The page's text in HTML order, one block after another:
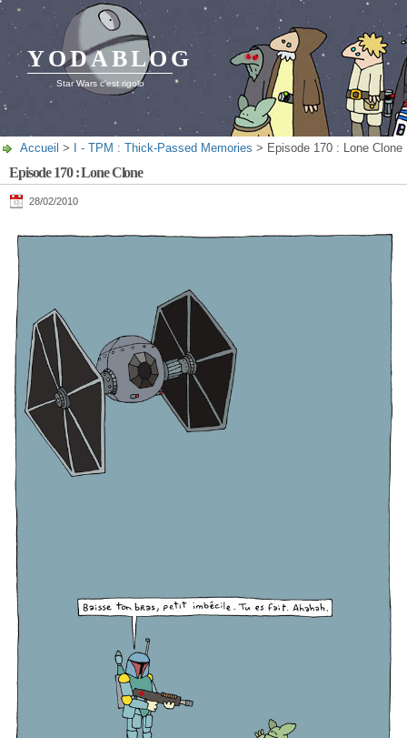
YODABLOG
Star Wars c'est rigolo
Accueil > I - TPM : Thick-Passed Memories > Episode 170 : Lone Clone
Episode 170 : Lone Clone
28/02/2010